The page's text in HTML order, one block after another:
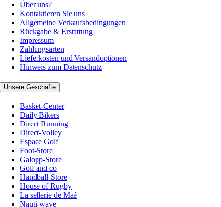
Über uns?
Kontaktieren Sie uns
Allgemeine Verkaufsbedingungen
Rückgabe & Erstattung
Impressum
Zahlungsarten
Lieferkosten und Versandoptionen
Hinweis zum Datenschutz
Unsere Geschäfte
Basket-Center
Daily Bikers
Direct Running
Direct-Volley
Espace Golf
Foot-Store
Galopp-Store
Golf and co
Handball-Store
House of Rugby
La sellerie de Maé
Nauti-wave